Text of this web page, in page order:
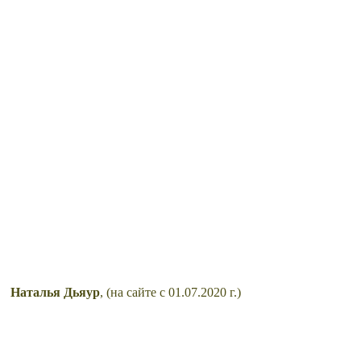
Наталья Дьяур, (на сайте с 01.07.2020 г.)